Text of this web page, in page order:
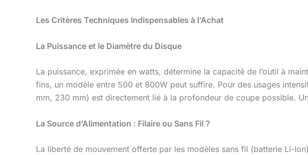
Les Critères Techniques Indispensables à l’Achat
La Puissance et le Diamètre du Disque
La puissance, exprimée en watts, détermine la capacité de l’outil à
fins, un modèle entre 500 et 800W peut suffire. Pour des usages
mm, 230 mm) est directement lié à la profondeur de coupe possible.
La Source d’Alimentation : Filaire ou Sans Fil ?
La liberté de mouvement offerte par les modèles sans fil (batterie Li-